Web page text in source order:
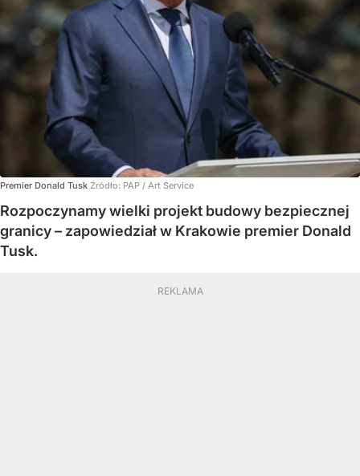
Premier Donald Tusk Źródło: PAP / Art Service
Rozpoczynamy wielki projekt budowy bezpiecznej
granicy – zapowiedział w Krakowie premier Donald
Tusk.